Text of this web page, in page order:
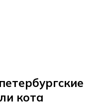
кота